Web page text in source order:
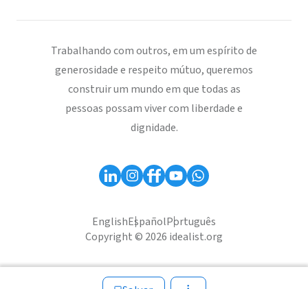
Trabalhando com outros, em um espírito de
generosidade e respeito mútuo, queremos
construir um mundo em que todas as
pessoas possam viver com liberdade e
dignidade.
EnglishEspañolPortuguês
Copyright © 2026 idealist.org